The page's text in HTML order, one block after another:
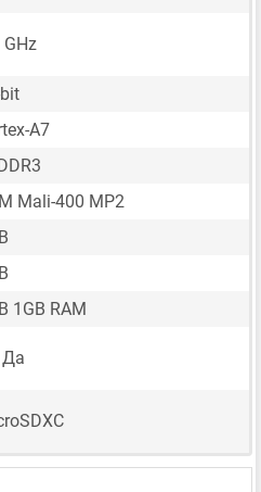
GHz
A7
Mali-400 MP2
1GB RAM
Да